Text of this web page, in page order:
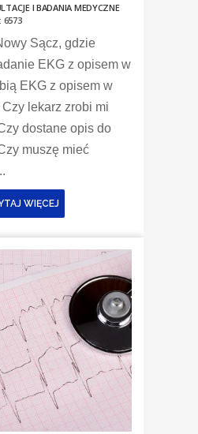
I BADANIA MEDYCZNE
6573
Sącz, gdzie
EKG z opisem w
EKG z opisem w
lekarz zrobi mi
dostane opis do
muszę mieć
WIĘCEJ